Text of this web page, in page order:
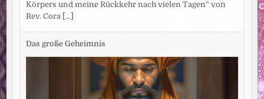
Körpers und meine Rückkehr nach vielen Tagen“ von
Rev. Cora [...]
Das große Geheimnis